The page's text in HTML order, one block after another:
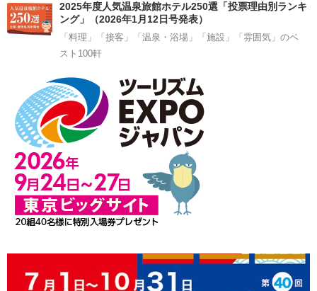
2025年度人気温泉旅館ホテル250選「投票理由別ランキ
ング」（2026年1月12日号発表）
「料理」「接客」「温泉・浴場」「施設」「雰囲気」のベ
スト100軒